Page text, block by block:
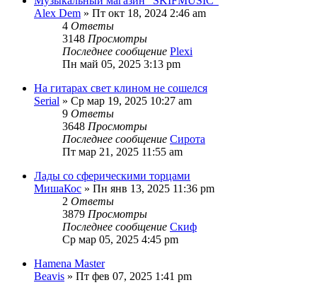
Alex Dem » Пт окт 18, 2024 2:46 am
4 Ответы
3148 Просмотры
Последнее сообщение Plexi
Пн май 05, 2025 3:13 pm
На гитарах свет клином не сошелся
Serial » Ср мар 19, 2025 10:27 am
9 Ответы
3648 Просмотры
Последнее сообщение Сирота
Пт мар 21, 2025 11:55 am
Лады со сферическими торцами
МишаКос » Пн янв 13, 2025 11:36 pm
2 Ответы
3879 Просмотры
Последнее сообщение Скиф
Ср мар 05, 2025 4:45 pm
Hamena Master
Beavis » Пт фев 07, 2025 1:41 pm